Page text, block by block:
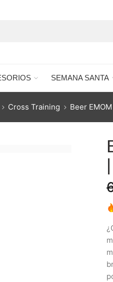
SEMANA SANTA
Cross Training Beer